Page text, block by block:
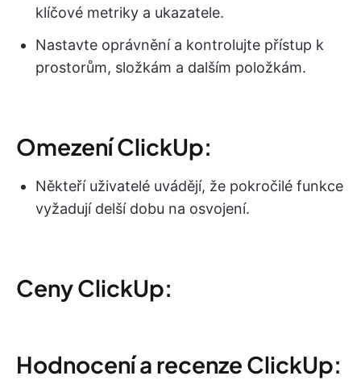
klíčové metriky a ukazatele.
Nastavte oprávnění a kontrolujte přístup k
prostorům, složkám a dalším položkám.
Omezení ClickUp:
Někteří uživatelé uvádějí, že pokročilé funkce
vyžadují delší dobu na osvojení.
Ceny ClickUp:
Hodnocení a recenze ClickUp: